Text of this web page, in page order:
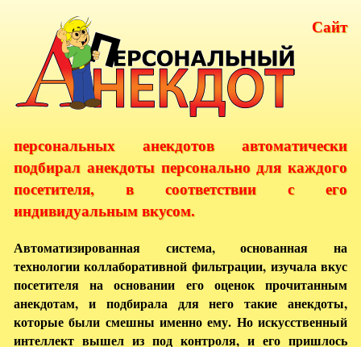
Сайт
персональных анекдотов автоматически
подбирал анекдоты персонально для каждого
посетителя, в соответствии с его
индивидуальным вкусом.
Автоматизированная система, основанная на
технологии коллаборативной фильтрации, изучала вкус
посетителя на основании его оценок прочитанным
анекдотам, и подбирала для него такие анекдоты,
которые были смешны именно ему. Но искусственный
интеллект вышел из под контроля, и его пришлось